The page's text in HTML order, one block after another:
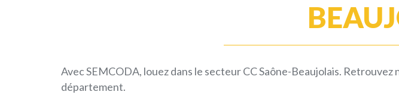
Avec SEMCODA, louez dans le secteur CC Saône-Beaujolais.
département.